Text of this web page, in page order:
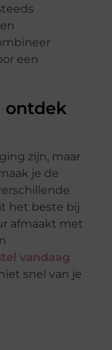
een
ontdek
zijn, maar
je de
het beste bij
afmaakt met
vandaag
snel van je